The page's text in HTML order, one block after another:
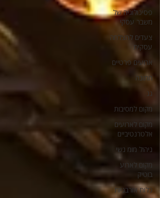
פסיכולוגיה של
משבר עסקי
צעדים להצלחה
עסקית
ארועים פרטיים
חתונה
גג
מקום למסיבות
מקום לארועים
אלטרנטיביים
ניהול מומ נשי
מקום לארוע
בוטיק
כלות אורבניות